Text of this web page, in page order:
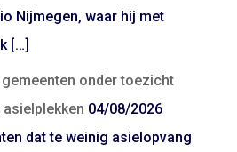
Nijmegen, waar hij met
[…]
onder toezicht
04/08/2026
dat te weinig asielopvang